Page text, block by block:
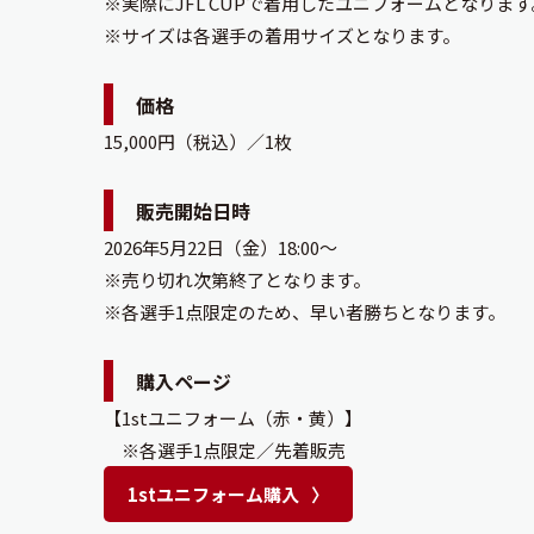
※サイズは各選手の着用サイズとなります。
価格
15,000円（税込）／1枚
販売開始日時
2026年5月22日（金）18:00～
※売り切れ次第終了となります。
※各選手1点限定のため、早い者勝ちとなります。
購入ページ
【1stユニフォーム（赤・黄）】
※各選手1点限定／先着販売
1stユニフォーム購入